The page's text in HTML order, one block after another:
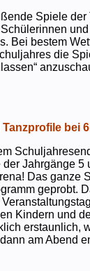
Spiele der
Bei bestem
die
bei
der Jahrgänge 5
Das ganze
geprobt.
Kindern und
erstaunlich,
am Abend